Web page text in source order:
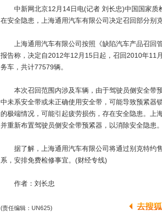
中新网北京12月14日电(记者 刘长忠)中国国家质
在安全隐患，上海通用汽车有限公司决定召回部分别
上海通用汽车有限公司按照《缺陷汽车产品召回
报告称，决定自2012年12月15日起，召回2010年11
务车，共计77579辆。
本次召回范围内涉及车辆，由于驾驶员侧安全带
中未系安全带或未正确使用安全带，可能导致预紧器
的极端情况，可能引起疲劳损伤，存在安全隐患。上
并重新布置驾驶员侧安全带预紧器，以消除安全隐患。
据了解，上海通用汽车有限公司将通过别克特约
系，安排免费检修事宜。(财经专线)
作者：刘长忠
(责任编辑：UN625)